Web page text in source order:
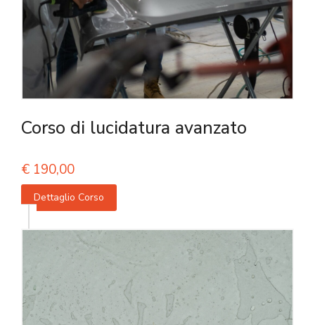
Corso di lucidatura avanzato
€ 190,00
Dettaglio Corso